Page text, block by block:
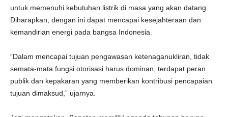
untuk memenuhi kebutuhan listrik di masa yang akan datang.
Diharapkan, dengan ini dapat mencapai kesejahteraan dan
kemandirian energi pada bangsa Indonesia.
“Dalam mencapai tujuan pengawasan ketenaganukliran, tidak
semata-mata fungsi otorisasi harus dominan, terdapat peran
publik dan kepakaran yang memberikan kontribusi pencapaian
tujuan dimaksud,” ujarnya.